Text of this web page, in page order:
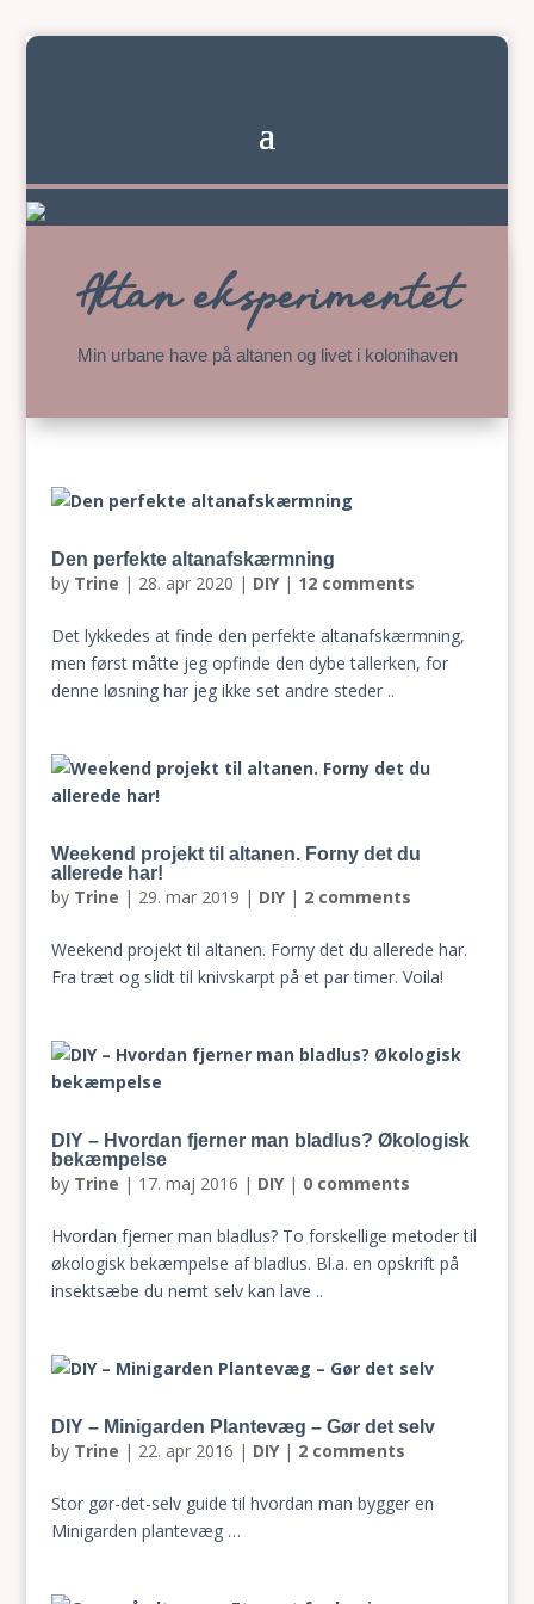
Altan eksperimentet
Min urbane have på altanen og livet i kolonihaven
Den perfekte altanafskærmning
by Trine | 28. apr 2020 | DIY| 12 comments
Det lykkedes at finde den perfekte altanafskærmning,
men først måtte jeg opfinde den dybe tallerken, for
denne løsning har jeg ikke set andre steder ..
Weekend projekt til altanen. Forny det du
allerede har!
by Trine | 29. mar 2019 | DIY| 2 comments
Weekend projekt til altanen. Forny det du allerede har.
Fra træt og slidt til knivskarpt på et par timer. Voila!
DIY – Hvordan fjerner man bladlus? Økologisk
bekæmpelse
by Trine | 17. maj 2016 | DIY| 0 comments
Hvordan fjerner man bladlus? To forskellige metoder til
økologisk bekæmpelse af bladlus. Bl.a. en opskrift på
insektsæbe du nemt selv kan lave ..
DIY – Minigarden Plantevæg – Gør det selv
by Trine | 22. apr 2016 | DIY| 2 comments
Stor gør-det-selv guide til hvordan man bygger en
Minigarden plantevæg …